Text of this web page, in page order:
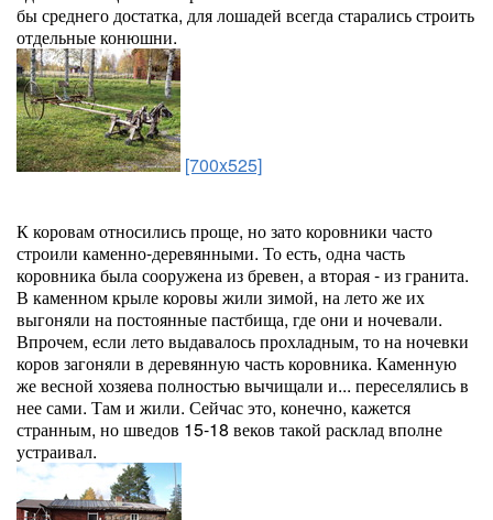
бы среднего достатка, для лошадей всегда старались строить
отдельные конюшни.
[700x525]
К коровам относились проще, но зато коровники часто
строили каменно-деревянными. То есть, одна часть
коровника была сооружена из бревен, а вторая - из гранита.
В каменном крыле коровы жили зимой, на лето же их
выгоняли на постоянные пастбища, где они и ночевали.
Впрочем, если лето выдавалось прохладным, то на ночевки
коров загоняли в деревянную часть коровника. Каменную
же весной хозяева полностью вычищали и... переселялись в
нее сами. Там и жили. Сейчас это, конечно, кажется
странным, но шведов 15-18 веков такой расклад вполне
устраивал.